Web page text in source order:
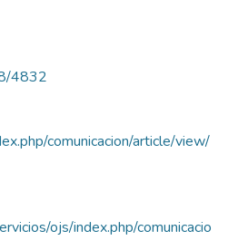
4832
comunicacion/article/view/
ojs/index.php/comunicacio